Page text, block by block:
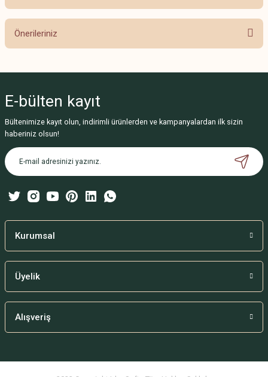
Önerileriniz
Görüş ve önerileriniz için teşekkür ederiz.
Ürün resmi kalitesiz, bozuk veya görüntülenemiyor.
Ürün açıklamasında eksik bilgiler bulunuyor.
Ürün bilgilerinde hatalar bulunuyor.
Bu ürüne benzer farklı alternatifler olmalı.
E-bülten kayıt
Bültenimize kayıt olun, indirimli ürünlerden ve kampanyalardan ilk sizin
haberiniz olsun!
Kurumsal
Üyelik
Alışveriş